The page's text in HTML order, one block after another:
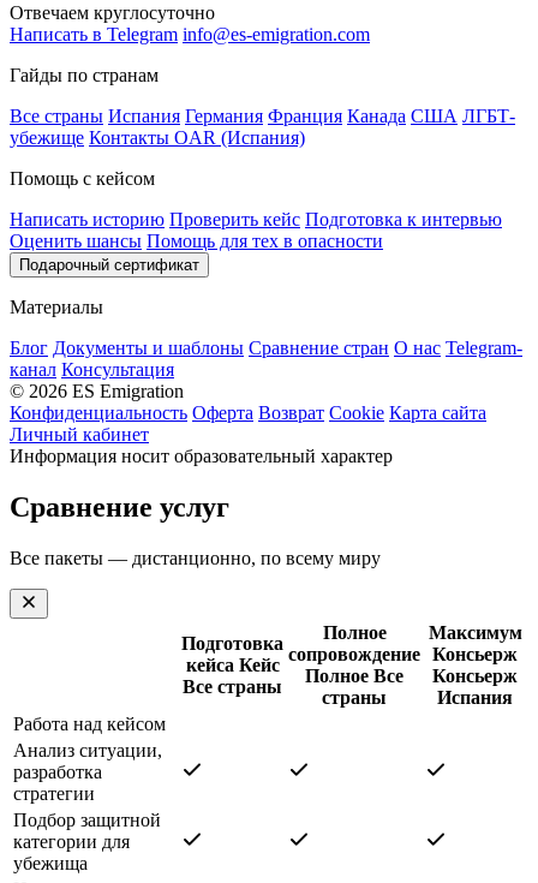
Отвечаем круглосуточно
Написать в Telegram info@es-emigration.com
Гайды по странам
Все страны Испания Германия Франция Канада США ЛГБТ-
убежище Контакты OAR (Испания)
Помощь с кейсом
Написать историю Проверить кейс Подготовка к интервью
Оценить шансы Помощь для тех в опасности
Подарочный сертификат
Материалы
Блог Документы и шаблоны Сравнение стран О нас Telegram-
канал Консультация
© 2026 ES Emigration
Конфиденциальность Оферта Возврат Cookie Карта сайта
Личный кабинет
Информация носит образовательный характер
Сравнение услуг
Все пакеты — дистанционно, по всему миру
Подготовка
кейса Кейс
Все страны
Полное
сопровождение
Полное Все
страны
Максимум
Консьерж
Консьерж
Испания
Работа над кейсом
Анализ ситуации,
разработка
стратегии
Подбор защитной
категории для
убежища